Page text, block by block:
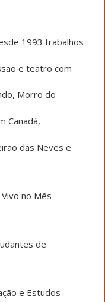
1993 trabalhos
e teatro com
Morro do
Canadá,
das Neves e
no Mês
de
e Estudos